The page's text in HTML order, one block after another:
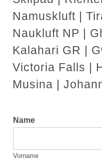
Namuskluft |
Naukluft NP |
Kalahari GR |
Victoria Falls |
Musina |
Name
Vorname